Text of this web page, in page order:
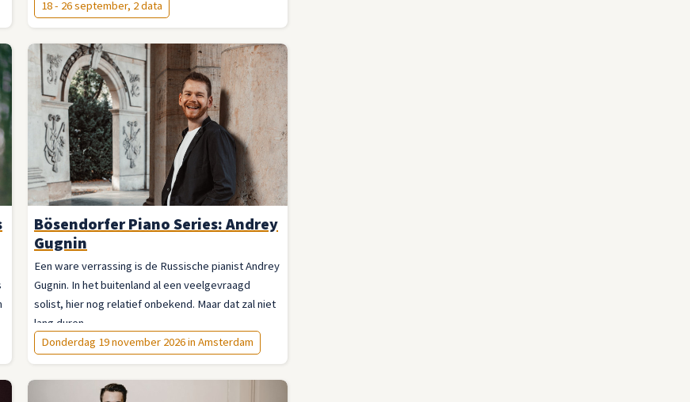
18 - 26 september, 2 data
Bösendorfer Piano Series: Andrey
Gugnin
Een ware verrassing is de Russische pianist Andrey
Gugnin. In het buitenland al een veelgevraagd
solist, hier nog relatief onbekend. Maar dat zal niet
lang duren.
Donderdag 19 november 2026 in Amsterdam